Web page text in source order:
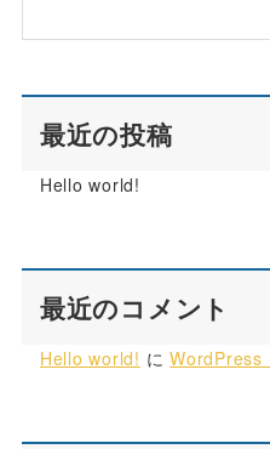
最近の投稿
Hello world!
最近のコメント
Hello world! にWordPress